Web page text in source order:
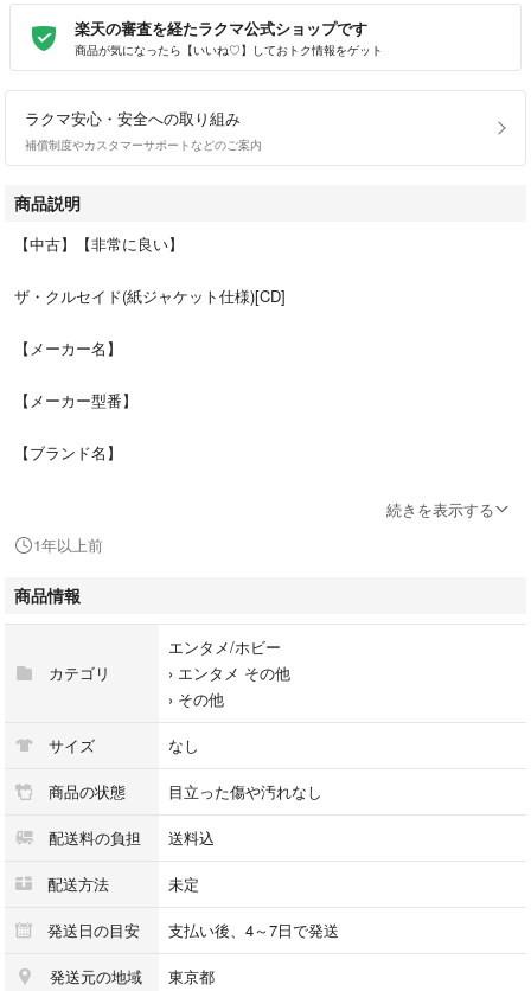
楽天の審査を経たラクマ公式ショップです
商品が気になったら【いいね♡】しておトク情報をゲット
ラクマ安心・安全への取り組み
補償制度やカスタマーサポートなどのご案内
商品説明
【中古】【非常に良い】
ザ・クルセイド(紙ジャケット仕様)[CD]
【メーカー名】
【メーカー型番】
【ブランド名】
【商品説明】
ザ・クルセイド(紙ジャケット仕様)[CD]
当店では初期不良に限り、商品到着から7日間は返品を受付けておりま
す。
他モールとの併売品の為、完売の際はご連絡致しますのでご了承くださ
中古品の商品タイトルに「限定」「初回」「保証」「DLコード」などの表
記がありましても、特典・付属品・帯・保証等は付いておりません。
品名に【import】【輸入】【北米】【海外】等の国内商品でないと把握で
きる表記商品について国内のDVDプレイヤー、ゲーム機で稼働しない場合
続きを表示する
1年以上前
商品情報
カテゴリ
エンタメ/ホビー
› エンタメ その他
› その他
サイズ なし
商品の状態 目立った傷や汚れなし
配送料の負担 送料込
配送方法 未定
発送日の目安 支払い後、4～7日で発送
発送元の地域 東京都